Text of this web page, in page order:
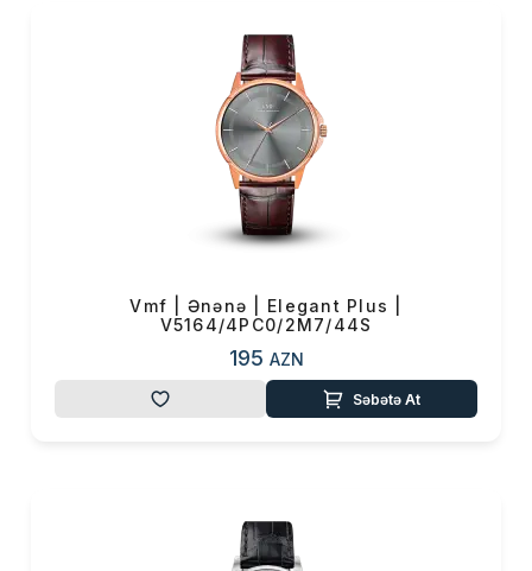
Vmf | Ənənə | Elegant Plus |
V5164/4PC0/2M7/44S
195 AZN
Səbətə At
Alış-verişə davam et